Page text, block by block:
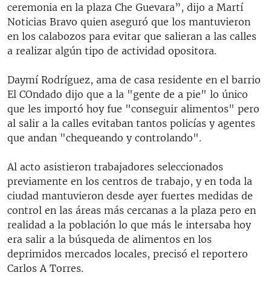
ceremonia en la plaza Che Guevara”, dijo a Martí
Noticias Bravo quien aseguró que los mantuvieron
en los calabozos para evitar que salieran a las calles
a realizar algún tipo de actividad opositora.
Daymí Rodríguez, ama de casa residente en el barrio
El COndado dijo que a la "gente de a pie" lo único
que les importó hoy fue "conseguir alimentos" pero
al salir a la calles evitaban tantos policías y agentes
que andan "chequeando y controlando".
Al acto asistieron trabajadores seleccionados
previamente en los centros de trabajo, y en toda la
ciudad mantuvieron desde ayer fuertes medidas de
control en las áreas más cercanas a la plaza pero en
realidad a la población lo que más le intersaba hoy
era salir a la búsqueda de alimentos en los
deprimidos mercados locales, precisó el reportero
Carlos A Torres.